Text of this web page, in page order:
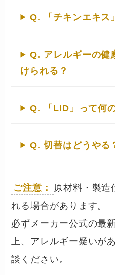
Q. 「チキンエキス
Q. アレルギーの健
けられる？
Q. 「LID」って何
Q. 切替はどうやる
ご注意：
原材料・製造
れる場合があります。
必ずメーカー公式の最
上、アレルギー疑いが
談ください。